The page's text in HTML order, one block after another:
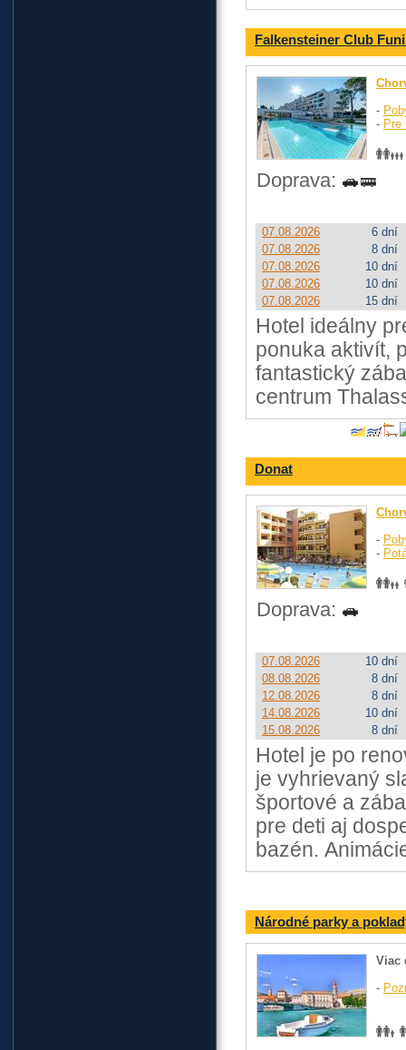
Falkensteiner Club
-
- Pre
Doprava:
07.08.2026
6 dní
07.08.2026
8 dní
07.08.2026
10 dní
07.08.2026
10 dní
07.08.2026
15 dní
Hotel ideálny
ponuka aktivít,
fantastický
centrum
Donat
-
-
Doprava:
07.08.2026
10 dní
08.08.2026
8 dní
12.08.2026
8 dní
14.08.2026
10 dní
15.08.2026
8 dní
Hotel je po
je vyhrievaný
športové a
pre deti aj
bazén.
Národné parky a
Viac
-